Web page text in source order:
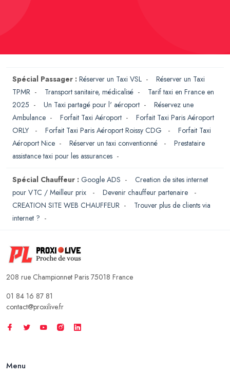
Spécial Passager : Réserver un Taxi VSL - Réserver un Taxi
TPMR - Transport sanitaire, médicalisé - Tarif taxi en France en
2025 - Un Taxi partagé pour l' aéroport - Réservez une
Ambulance - Forfait Taxi Aéroport - Forfait Taxi Paris Aéroport
ORLY
- Forfait Taxi Paris Aéroport Roissy CDG - Forfait Taxi
Aéroport Nice - Réserver un taxi conventionné - Prestataire
assistance taxi pour les assurances -
Spécial Chauffeur : Google ADS - Creation de sites internet
pour VTC / Meilleur prix
- Devenir chauffeur partenaire
-
CREATION SITE WEB CHAUFFEUR - Trouver plus de clients via
internet ? -
208 rue Championnet Paris 75018 France
01 84 16 87 81
contact@proxilive.fr
Menu